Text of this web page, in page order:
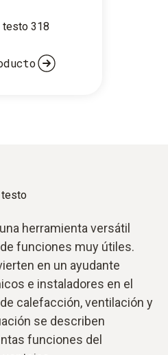
testo 318
testo
herramienta versátil
funciones muy útiles.
en un ayudante
e instaladores en el
calefacción, ventilación y
se describen
funciones del